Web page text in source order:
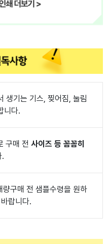
생기는 기스, 찢어짐, 눌림
니다.
구매 전 사이즈 등 꼼꼼히
.
량구매 전 샘플수령을 원하
랍니다.